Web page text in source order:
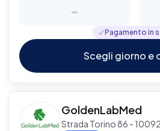
-
Pagamento in
Scegli giorno e
GoldenLabMed
Strada Torino 86 -